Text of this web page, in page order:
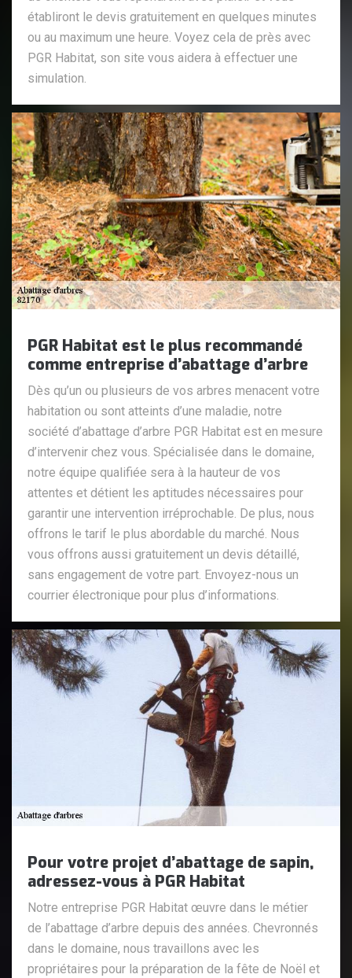
établiront le devis gratuitement en quelques minutes
ou au maximum une heure. Voyez cela de près avec
PGR Habitat, son site vous aidera à effectuer une
simulation.
PGR Habitat est le plus recommandé
comme entreprise d’abattage d’arbre
Dès qu’un ou plusieurs de vos arbres menacent votre
habitation ou sont atteints d’une maladie, notre
société d’abattage d’arbre PGR Habitat est en mesure
d’intervenir chez vous. Spécialisée dans le domaine,
notre équipe qualifiée sera à la hauteur de vos
attentes et détient les aptitudes nécessaires pour
garantir une intervention irréprochable. De plus, nous
offrons le tarif le plus abordable du marché. Nous
vous offrons aussi gratuitement un devis détaillé,
sans engagement de votre part. Envoyez-nous un
courrier électronique pour plus d’informations.
Pour votre projet d’abattage de sapin,
adressez-vous à PGR Habitat
Notre entreprise PGR Habitat œuvre dans le métier
de l’abattage d’arbre depuis des années. Chevronnés
dans le domaine, nous travaillons avec les
propriétaires pour la préparation de la fête de Noël et